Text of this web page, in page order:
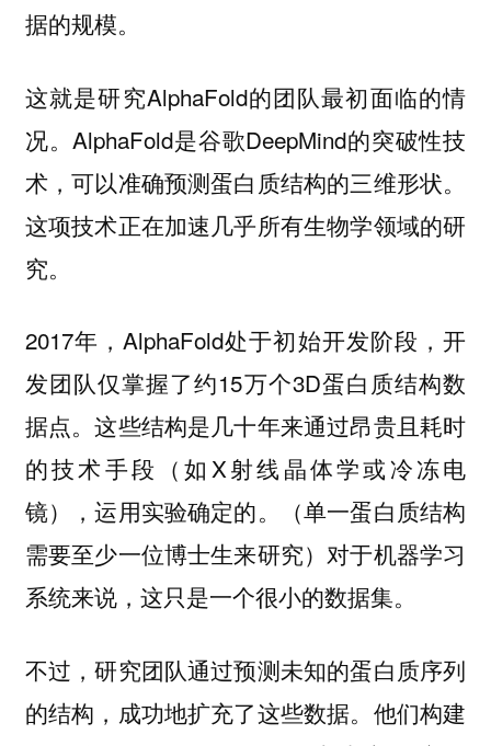
据的规模。
这就是研究AlphaFold的团队最初面临的情
况。AlphaFold是谷歌DeepMind的突破性技
术，可以准确预测蛋白质结构的三维形状。
这项技术正在加速几乎所有生物学领域的研
究。
2017年，AlphaFold处于初始开发阶段，开
发团队仅掌握了约15万个3D蛋白质结构数
据点。这些结构是几十年来通过昂贵且耗时
的技术手段（如X射线晶体学或冷冻电
镜），运用实验确定的。（单一蛋白质结构
需要至少一位博士生来研究）对于机器学习
系统来说，这只是一个很小的数据集。
不过，研究团队通过预测未知的蛋白质序列
的结构，成功地扩充了这些数据。他们构建